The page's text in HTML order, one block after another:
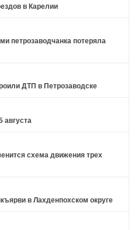
в Карелии
петрозаводчанка потеряла
ДТП в Петрозаводске
августа
схема движения трех
в Лахденпохском округе